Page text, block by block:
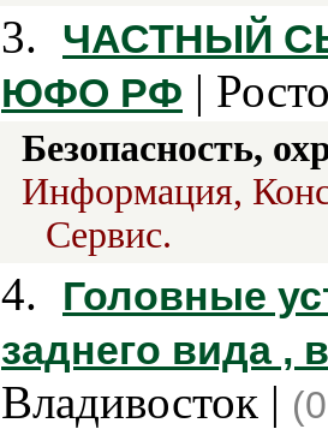
3.
ЧАСТНЫЙ
ЮФО РФ |
Безопасность,
Информация,
Сервис.
4.
Головные
заднего вида ,
Владивосток |